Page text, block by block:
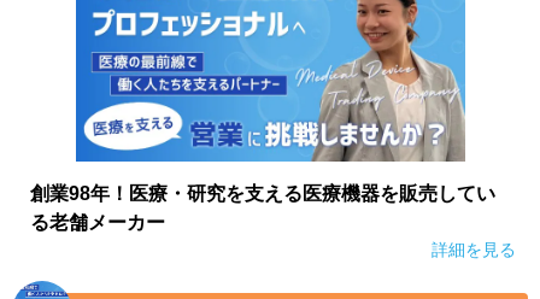
適職診断
あなたに合う仕事を診断！
就活チャンネル
動画で対策講座をチェック
就活ニュースペーパー
就活時事ニュースを更新
よくある質問
不明点があればこちら
創業98年！医療・研究を支える医療機器を販売してい
る老舗メーカー
詳細を見る